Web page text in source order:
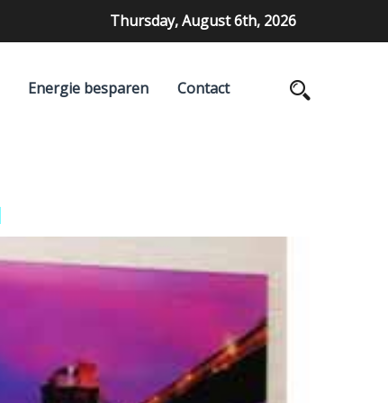
Thursday, August 6th, 2026
Energie besparen Contact